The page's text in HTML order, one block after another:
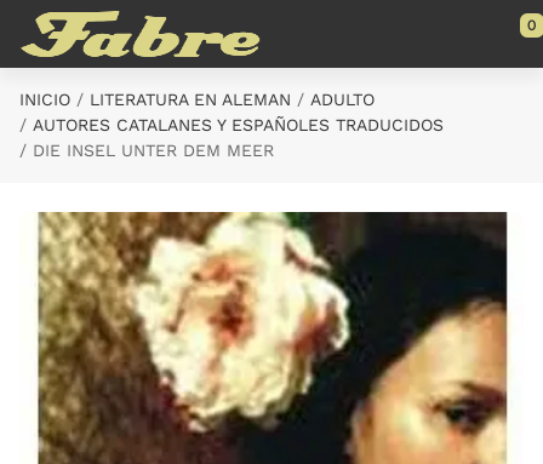
Saltar al contenido principal
0
INICIO LITERATURA EN ALEMAN
ADULTO
AUTORES CATALANES Y ESPAÑOLES TRADUCIDOS
DIE INSEL UNTER DEM MEER